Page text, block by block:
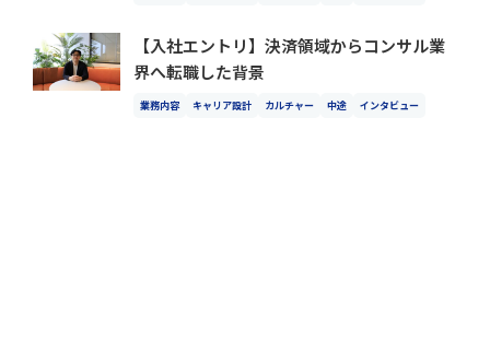
【入社エントリ】決済領域からコンサル業
界へ転職した背景
業務内容 キャリア設計 カルチャー 中途 インタビュー